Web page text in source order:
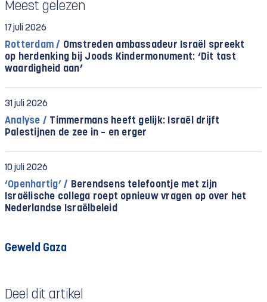
Meest gelezen
17 juli 2026
Rotterdam / Omstreden ambassadeur Israël spreekt
op herdenking bij Joods Kindermonument: ‘Dit tast
waardigheid aan’
31 juli 2026
Analyse / Timmermans heeft gelijk: Israël drijft
Palestijnen de zee in – en erger
10 juli 2026
‘Openhartig’ / Berendsens telefoontje met zijn
Israëlische collega roept opnieuw vragen op over het
Nederlandse Israëlbeleid
Geweld Gaza
Deel dit artikel